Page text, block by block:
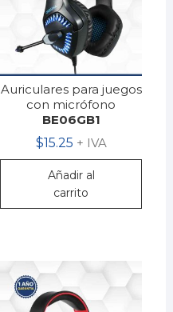
Auriculares para juegos
con micrófono
BE06GB1
$15.25 + IVA
Añadir al
carrito